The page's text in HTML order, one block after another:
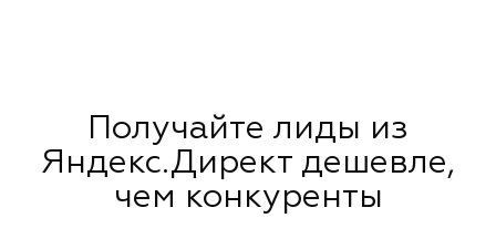
Получайте лиды из
Яндекс.Директ дешевле,
чем конкуренты